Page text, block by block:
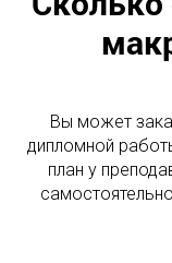
Вы может
дипломной
план у